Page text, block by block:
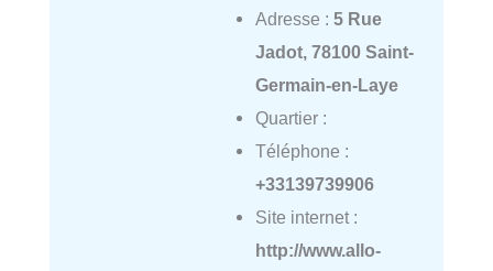
Adresse : 5 Rue
Jadot, 78100 Saint-
Germain-en-Laye
Quartier :
Téléphone :
+33139739906
Site internet :
http://www.allo-